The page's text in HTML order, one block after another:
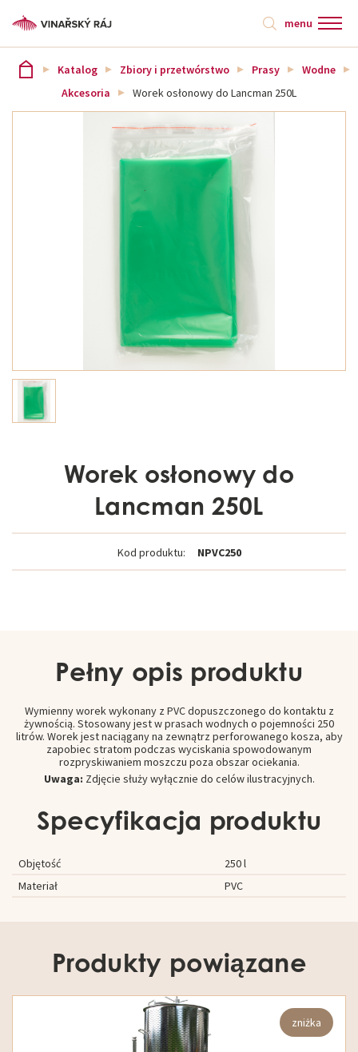
menu
Katalog Zbiory i przetwórstwo Prasy
Wodne
Akcesoria
Worek osłonowy do Lancman 250L
Worek osłonowy do
Lancman 250L
Kod produktu: NPVC250
Pełny opis produktu
Wymienny worek wykonany z PVC dopuszczonego do kontaktu z
żywnością. Stosowany jest w prasach wodnych o pojemności 250
litrów. Worek jest naciągany na zewnątrz perforowanego kosza, aby
zapobiec stratom podczas wyciskania spowodowanym
rozpryskiwaniem moszczu poza obszar ociekania.
Uwaga: Zdjęcie służy wyłącznie do celów ilustracyjnych.
Specyfikacja produktu
Objętość
250 l
Materiał
PVC
Produkty powiązane
zniżka